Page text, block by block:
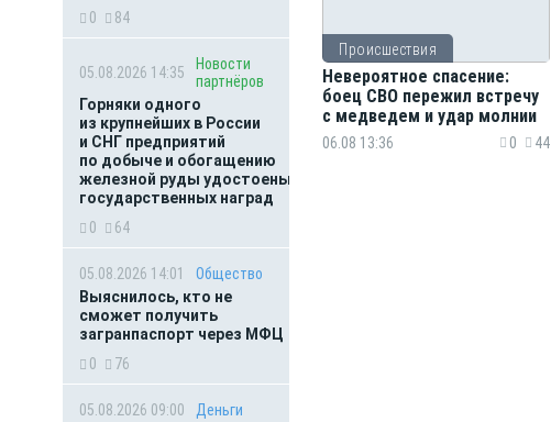
0 84
05.08.2026 14:35
Новости
партнёров
Горняки одного
из крупнейших в России
и СНГ предприятий
по добыче и обогащению
железной руды удостоены
государственных наград
0
64
05.08.2026 14:01
Общество
Выяснилось, кто не
сможет получить
загранпаспорт через МФЦ
0
76
05.08.2026 09:00
Деньги
Происшествия
Невероятное спасение:
боец СВО пережил встречу
с медведем и удар молнии
06.08 13:36 0 44